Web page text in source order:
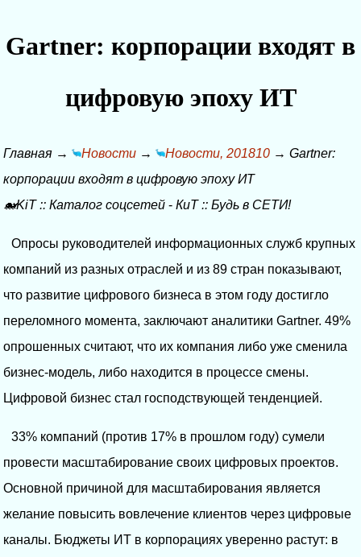
Gartner: корпорации входят в
цифровую эпоху ИТ
Главная → Новости → Новости, 201810 → Gartner:
корпорации входят в цифровую эпоху ИТ
🐋KiT:: Каталог соцсетей - КиТ:: Будь в СЕТИ!
Опросы руководителей информационных служб крупных
компаний из разных отраслей и из 89 стран показывают,
что развитие цифрового бизнеса в этом году достигло
переломного момента, заключают аналитики Gartner. 49%
опрошенных считают, что их компания либо уже сменила
бизнес-модель, либо находится в процессе смены.
Цифровой бизнес стал господствующей тенденцией.
33% компаний (против 17% в прошлом году) сумели
провести масштабирование своих цифровых проектов.
Основной причиной для масштабирования является
желание повысить вовлечение клиентов через цифровые
каналы. Бюджеты ИТ в корпорациях уверенно растут: в